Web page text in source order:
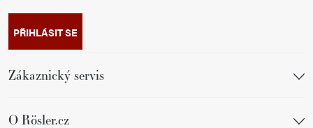
PŘIHLÁSIT SE
Zákaznický servis
O Rösler.cz